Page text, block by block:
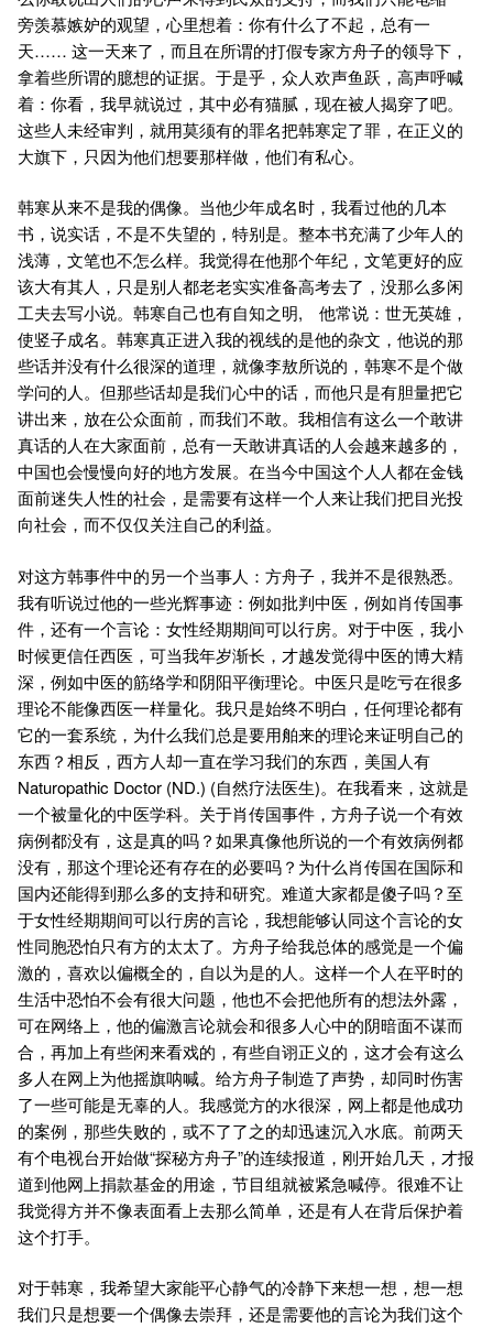
旁羡慕嫉妒的观望，心里想着：你有什么了不起，总有一
天…… 这一天来了，而且在所谓的打假专家方舟子的领导下，
拿着些所谓的臆想的证据。于是乎，众人欢声鱼跃，高声呼喊
着：你看，我早就说过，其中必有猫腻，现在被人揭穿了吧。
这些人未经审判，就用莫须有的罪名把韩寒定了罪，在正义的
大旗下，只因为他们想要那样做，他们有私心。
韩寒从来不是我的偶像。当他少年成名时，我看过他的几本
书，说实话，不是不失望的，特别是。整本书充满了少年人的
浅薄，文笔也不怎么样。我觉得在他那个年纪，文笔更好的应
该大有其人，只是别人都老老实实准备高考去了，没那么多闲
工夫去写小说。韩寒自己也有自知之明, 他常说：世无英雄，
使竖子成名。韩寒真正进入我的视线的是他的杂文，他说的那
些话并没有什么很深的道理，就像李敖所说的，韩寒不是个做
学问的人。但那些话却是我们心中的话，而他只是有胆量把它
讲出来，放在公众面前，而我们不敢。我相信有这么一个敢讲
真话的人在大家面前，总有一天敢讲真话的人会越来越多的，
中国也会慢慢向好的地方发展。在当今中国这个人人都在金钱
面前迷失人性的社会，是需要有这样一个人来让我们把目光投
向社会，而不仅仅关注自己的利益。
对这方韩事件中的另一个当事人：方舟子，我并不是很熟悉。
我有听说过他的一些光辉事迹：例如批判中医，例如肖传国事
件，还有一个言论：女性经期期间可以行房。对于中医，我小
时候更信任西医，可当我年岁渐长，才越发觉得中医的博大精
深，例如中医的筋络学和阴阳平衡理论。中医只是吃亏在很多
理论不能像西医一样量化。我只是始终不明白，任何理论都有
它的一套系统，为什么我们总是要用舶来的理论来证明自己的
东西？相反，西方人却一直在学习我们的东西，美国人有
Naturopathic Doctor (ND.) (自然疗法医生)。在我看来，这就是
一个被量化的中医学科。关于肖传国事件，方舟子说一个有效
病例都没有，这是真的吗？如果真像他所说的一个有效病例都
没有，那这个理论还有存在的必要吗？为什么肖传国在国际和
国内还能得到那么多的支持和研究。难道大家都是傻子吗？至
于女性经期期间可以行房的言论，我想能够认同这个言论的女
性同胞恐怕只有方的太太了。方舟子给我总体的感觉是一个偏
激的，喜欢以偏概全的，自以为是的人。这样一个人在平时的
生活中恐怕不会有很大问题，他也不会把他所有的想法外露，
可在网络上，他的偏激言论就会和很多人心中的阴暗面不谋而
合，再加上有些闲来看戏的，有些自诩正义的，这才会有这么
多人在网上为他摇旗呐喊。给方舟子制造了声势，却同时伤害
了一些可能是无辜的人。我感觉方的水很深，网上都是他成功
的案例，那些失败的，或不了了之的却迅速沉入水底。前两天
有个电视台开始做“探秘方舟子”的连续报道，刚开始几天，才报
道到他网上捐款基金的用途，节目组就被紧急喊停。很难不让
我觉得方并不像表面看上去那么简单，还是有人在背后保护着
这个打手。
对于韩寒，我希望大家能平心静气的冷静下来想一想，想一想
我们只是想要一个偶像去崇拜，还是需要他的言论为我们这个